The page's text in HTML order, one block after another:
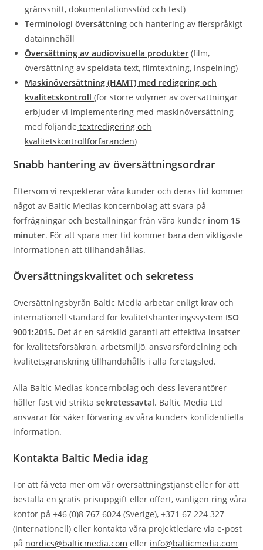
gränssnitt, dokumentationsstöd och test)
Terminologi översättningoch hantering av flerspråkigt
datainnehåll
Översättning av audiovisuella produkter (film,
översättning av speldata text, filmtextning, inspelning)
Maskinöversättning (HAMT) med redigering och
kvalitetskontroll (för större volymer av översättningar
erbjuder vi implementering med maskinöversättning
med följande textredigering och
kvalitetskontrollförfaranden)
Snabb hantering av översättningsordrar
Eftersom vi respekterar våra kunder och deras tid kommer
något av Baltic Medias koncernbolag att svara på
förfrågningar och beställningar från våra kunder inom 15
minuter. För att spara mer tid kommer bara den viktigaste
informationen att tillhandahållas.
Översättningskvalitet och sekretess
Översättningsbyrån Baltic Media arbetar enligt krav och
internationell standard för kvalitetshanteringssystem ISO
9001:2015. Det är en särskild garanti att effektiva insatser
för kvalitetsförsäkran, arbetsmiljö, ansvarsfördelning och
kvalitetsgranskning tillhandahålls i alla företagsled.
Alla Baltic Medias koncernbolag och dess leverantörer
håller fast vid striktasekretessavtal. Baltic Media Ltd
ansvarar för säker förvaring av våra kunders konfidentiella
information.
Kontakta Baltic Media idag
För att få veta mer om vår översättningstjänst eller för att
beställa en gratis prisuppgift eller offert, vänligen ring våra
kontor på +46 (0)8 767 6024 (Sverige), +371 67 224 327
(Internationell) eller kontakta våra projektledare via e-post
på nordics@balticmedia.com eller info@balticmedia.com